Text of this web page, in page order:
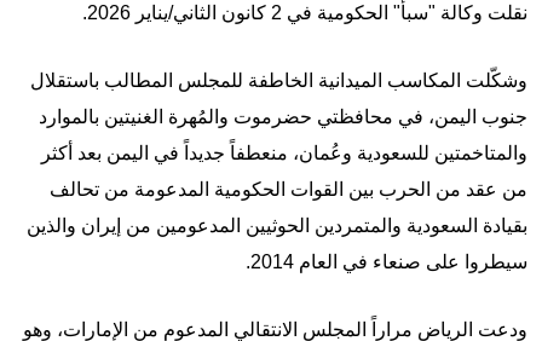
نقلت وكالة "سبأ" الحكومية في 2 كانون الثاني/يناير 2026.
وشكّلت المكاسب الميدانية الخاطفة للمجلس المطالب باستقلال
جنوب اليمن، في محافظتي حضرموت والمُهرة الغنيتين بالموارد
والمتاخمتين للسعودية وعُمان، منعطفاً جديداً في اليمن بعد أكثر
من عقد من الحرب بين القوات الحكومية المدعومة من تحالف
بقيادة السعودية والمتمردين الحوثيين المدعومين من إيران والذين
سيطروا على صنعاء في العام 2014.
ودعت الرياض مراراً المجلس الانتقالي المدعوم من الإمارات، وهو